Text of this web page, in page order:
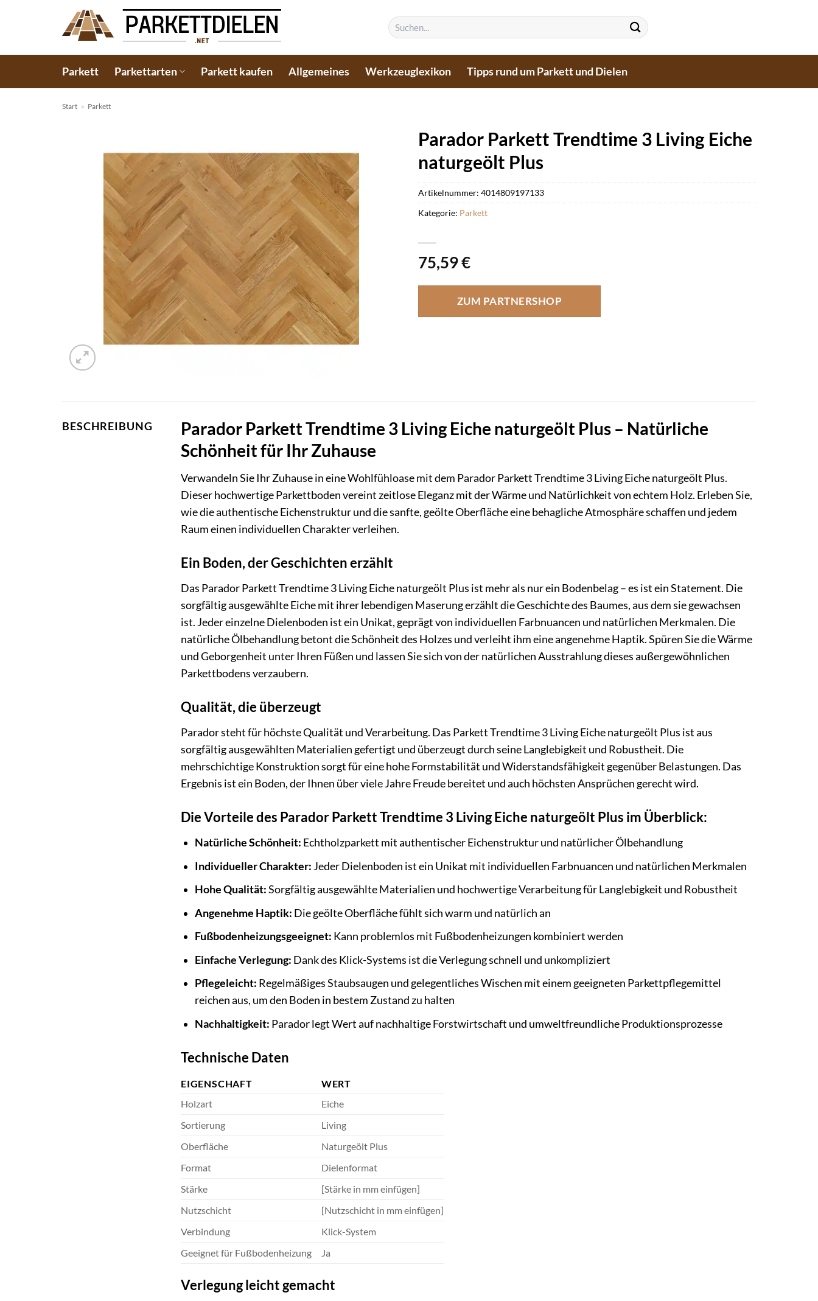
Suchen
nach:
Parkett Parkettarten Parkett kaufen Allgemeines Werkzeuglexikon Tipps rund um Parkett und Dielen
Start » Parkett
Parador Parkett Trendtime 3 Living Eiche
naturgeölt Plus
75,59€
ZUM PARTNERSHOP
Artikelnummer: 4014809197133
Kategorie: Parkett
BESCHREIBUNG
Parador Parkett Trendtime 3 Living Eiche naturgeölt Plus – Natürliche
Schönheit für Ihr Zuhause
Verwandeln Sie Ihr Zuhause in eine Wohlfühloase mit dem Parador Parkett Trendtime 3 Living Eiche naturgeölt Plus.
Dieser hochwertige Parkettboden vereint zeitlose Eleganz mit der Wärme und Natürlichkeit von echtem Holz. Erleben Sie,
wie die authentische Eichenstruktur und die sanfte, geölte Oberfläche eine behagliche Atmosphäre schaffen und jedem
Raum einen individuellen Charakter verleihen.
Ein Boden, der Geschichten erzählt
Das Parador Parkett Trendtime 3 Living Eiche naturgeölt Plus ist mehr als nur ein Bodenbelag – es ist ein Statement. Die
sorgfältig ausgewählte Eiche mit ihrer lebendigen Maserung erzählt die Geschichte des Baumes, aus dem sie gewachsen
ist. Jeder einzelne Dielenboden ist ein Unikat, geprägt von individuellen Farbnuancen und natürlichen Merkmalen. Die
natürliche Ölbehandlung betont die Schönheit des Holzes und verleiht ihm eine angenehme Haptik. Spüren Sie die Wärme
und Geborgenheit unter Ihren Füßen und lassen Sie sich von der natürlichen Ausstrahlung dieses außergewöhnlichen
Parkettbodens verzaubern.
Qualität, die überzeugt
Parador steht für höchste Qualität und Verarbeitung. Das Parkett Trendtime 3 Living Eiche naturgeölt Plus ist aus
sorgfältig ausgewählten Materialien gefertigt und überzeugt durch seine Langlebigkeit und Robustheit. Die
mehrschichtige Konstruktion sorgt für eine hohe Formstabilität und Widerstandsfähigkeit gegenüber Belastungen. Das
Ergebnis ist ein Boden, der Ihnen über viele Jahre Freude bereitet und auch höchsten Ansprüchen gerecht wird.
Die Vorteile des Parador Parkett Trendtime 3 Living Eiche naturgeölt Plus im Überblick:
Natürliche Schönheit: Echtholzparkett mit authentischer Eichenstruktur und natürlicher Ölbehandlung
Individueller Charakter: Jeder Dielenboden ist ein Unikat mit individuellen Farbnuancen und natürlichen Merkmalen
Hohe Qualität:Sorgfältig ausgewählte Materialien und hochwertige Verarbeitung für Langlebigkeit und Robustheit
Angenehme Haptik: Die geölte Oberfläche fühlt sich warm und natürlich an
Fußbodenheizungsgeeignet: Kann problemlos mit Fußbodenheizungen kombiniert werden
Einfache Verlegung: Dank des Klick-Systems ist die Verlegung schnell und unkompliziert
Pflegeleicht: Regelmäßiges Staubsaugen und gelegentliches Wischen mit einem geeigneten Parkettpflegemittel
reichen aus, um den Boden in bestem Zustand zu halten
Nachhaltigkeit: Parador legt Wert auf nachhaltige Forstwirtschaft und umweltfreundliche Produktionsprozesse
Technische Daten
EIGENSCHAFT
WERT
Holzart
Eiche
Sortierung
Living
Oberfläche
Naturgeölt Plus
Format
Dielenformat
Stärke
[Stärke in mm einfügen]
Nutzschicht
[Nutzschicht in mm einfügen]
Verbindung
Klick-System
Geeignet für Fußbodenheizung
Ja
Verlegung leicht gemacht